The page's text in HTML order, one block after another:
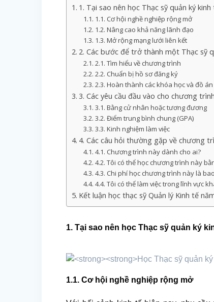
1. Tại sao nên học Thạc sỹ quản ký kinh
1.1. Cơ hội nghề nghiệp rộng mở
1.2. Nâng cao khả năng lãnh đạo
1.3. Mở rộng mạng lưới liên kết
2. Các bước để trở thành một Thạc sỹ
2.1. Tìm hiểu về chương trình
2.2. Chuẩn bị hồ sơ đăng ký
2.3. Hoàn thành các khóa học và đồ
3. Các yêu cầu đầu vào cho chương
3.1. Bằng cử nhân hoặc tương đương
3.2. Điểm trung bình chung (GPA)
3.3. Kinh nghiệm làm việc
4. Các câu hỏi thường gặp về chương
4.1. Chương trình này dành cho ai?
4.2. Tôi có thể học chương trình này
4.3. Chi phí học chương trình này là
4.4. Tôi có thể làm việc trong lĩnh vực
Kết luận học thạc sỹ Quản lý Kinh tế
1. Tại sao nên học Thạc sỹ quản ký
1.1. Cơ hội nghề nghiệp rộng mở